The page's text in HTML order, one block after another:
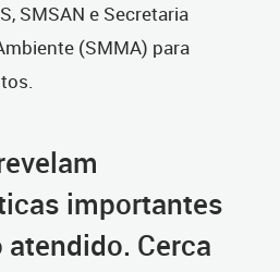
SMSAN e Secretaria
(SMMA) para
importantes
Cerca